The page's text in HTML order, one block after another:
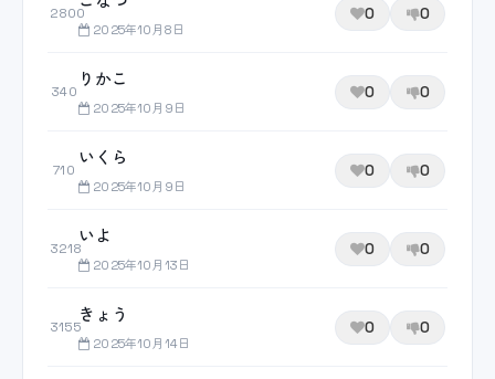
2800
2025年10月8日
0 0
340
りかこ
2025年10月9日
0 0
710
いくら
2025年10月9日
0 0
3218
いよ
2025年10月13日
0 0
3155
きょう
2025年10月14日
0 0